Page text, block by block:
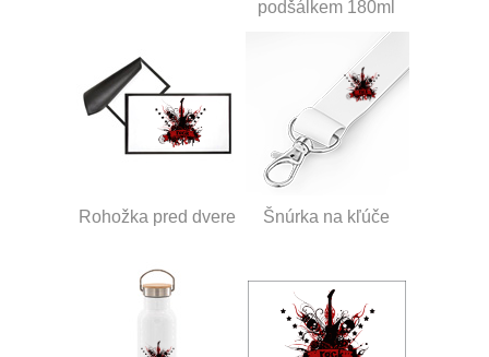
podšálkem 180ml
Rohožka pred dvere Šnúrka na kľúče